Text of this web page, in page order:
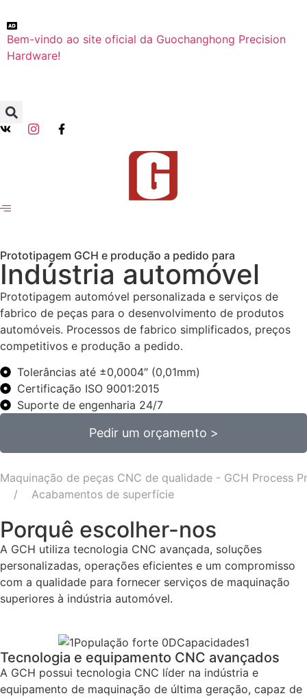
Bem-vindo ao site oficial da Guochanghong Precision
Hardware!
Prototipagem GCH e produção a pedido para
Indústria automóvel
Prototipagem automóvel personalizada e serviços de
fabrico de peças para o desenvolvimento de produtos
automóveis. Processos de fabrico simplificados, preços
competitivos e produção a pedido.
Tolerâncias até ±0,0004″ (0,01mm)
Certificação ISO 9001:2015
Suporte de engenharia 24/7
Pedir um orçamento >
Maquinação de peças CNC de qualidade - GCH Process
Acabamentos de superfície
Porquê escolher-nos
A GCH utiliza tecnologia CNC avançada, soluções
personalizadas, operações eficientes e um compromisso
com a qualidade para fornecer serviços de maquinação
superiores à indústria automóvel.
Tecnologia e equipamento CNC avançados
A GCH possui tecnologia CNC líder na indústria e
equipamento de maquinação de última geração, capaz de